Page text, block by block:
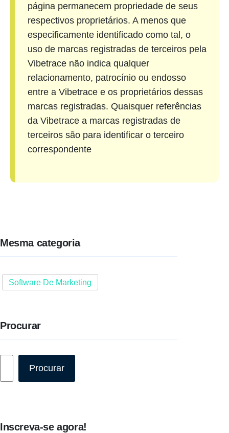
página permanecem propriedade de seus
respectivos proprietários. A menos que
especificamente identificado como tal, o
uso de marcas registradas de terceiros pela
Vibetrace não indica qualquer
relacionamento, patrocínio ou endosso
entre a Vibetrace e os proprietários dessas
marcas registradas. Quaisquer referências
da Vibetrace a marcas registradas de
terceiros são para identificar o terceiro
correspondente
Mesma categoria
Software De Marketing
Procurar
Procurar
Inscreva-se agora!